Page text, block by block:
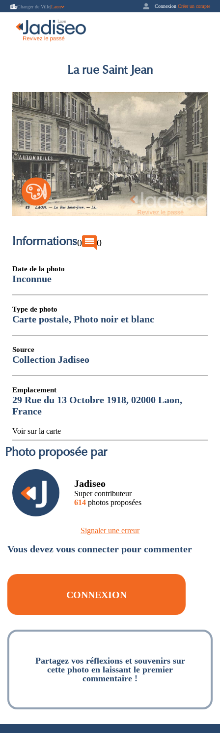
Changer de Ville|Laon Connexion Créer un compte
La rue Saint Jean
Informations0 0
Date de la photo
Inconnue
Type de photo
Carte postale, Photo noir et blanc
Source
Collection Jadiseo
Emplacement
29 Rue du 13 Octobre 1918, 02000 Laon,
France
Voir sur la carte
Photo proposée par
Jadiseo
Super contributeur
614 photos proposées
Signaler une erreur
Vous devez vous connecter pour commenter
CONNEXION
Partagez vos réflexions et souvenirs sur
cette photo en laissant le premier
commentaire !